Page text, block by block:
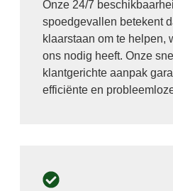
Onze 24/7
spoedgevallen betekent
klaarstaan om te helpen,
ons nodig heeft. Onze
klantgerichte aanpak
efficiënte en